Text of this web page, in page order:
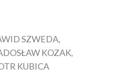
SZWEDA,
KOZAK,
KUBICA